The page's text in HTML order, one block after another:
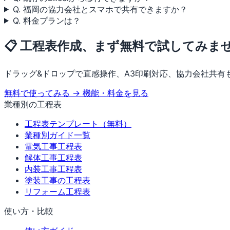
Q. 福岡の協力会社とスマホで共有できますか？
Q. 料金プランは？
📋 工程表作成、まず無料で試してみま
ドラッグ&ドロップで直感操作、A3印刷対応、協力会社共有
無料で使ってみる → 機能・料金を見る
業種別の工程表
工程表テンプレート（無料）
業種別ガイド一覧
電気工事工程表
解体工事工程表
内装工事工程表
塗装工事の工程表
リフォーム工程表
使い方・比較